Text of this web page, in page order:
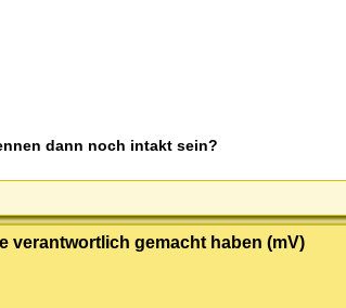
dann noch intakt sein?
verantwortlich gemacht haben (mV)